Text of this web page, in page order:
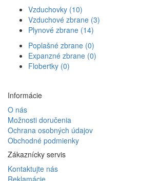
Vzduchovky (10)
Vzduchové zbrane (3)
Plynové zbrane (14)
Poplašné zbrane (0)
Expanzné zbrane (0)
Flobertky (0)
Informácie
O nás
Možnosti doručenia
Ochrana osobných údajov
Obchodné podmienky
Zákaznícky servis
Kontaktujte nás
Reklamácie